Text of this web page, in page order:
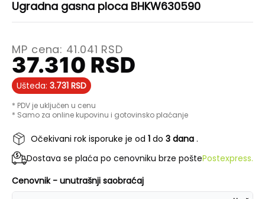
Ugradna gasna ploca BHKW630590
MP cena: 41.041 RSD
37.310 RSD
Ušteda: 3.731 RSD
* PDV je uključen u cenu
* Samo za online kupovinu i gotovinsko plaćanje
Očekivani rok isporuke je od 1 do 3 dana .
Dostava se plaća po cenovniku brze poštePostexpress.
Cenovnik - unutrašnji saobraćaj